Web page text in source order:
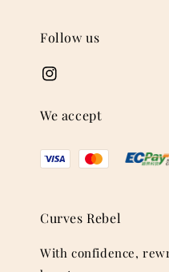
Follow us
We accept
Curves Rebel
With confidence,